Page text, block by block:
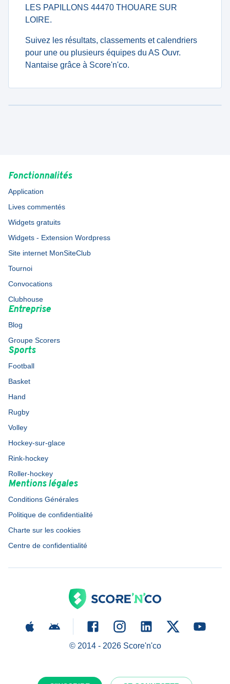
LES PAPILLONS 44470 THOUARE SUR
LOIRE.
Suivez les résultats, classements et calendriers
pour une ou plusieurs équipes du AS Ouvr.
Nantaise grâce à Score'n'co.
Fonctionnalités
Application
Lives commentés
Widgets gratuits
Widgets - Extension Wordpress
Site internet MonSiteClub
Tournoi
Convocations
Clubhouse
Entreprise
Blog
Groupe Scorers
Sports
Football
Basket
Hand
Rugby
Volley
Hockey-sur-glace
Rink-hockey
Roller-hockey
Mentions légales
Conditions Générales
Politique de confidentialité
Charte sur les cookies
Centre de confidentialité
© 2014 - 2026Score'n'co